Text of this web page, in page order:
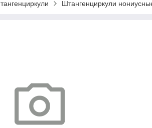
Штангенциркули